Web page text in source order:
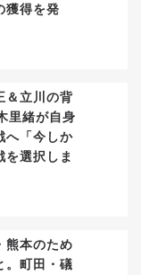
獲得を発
＆立川の背
里緒が自身
へ「今しか
を選択しま
熊本のため
。町田・礒